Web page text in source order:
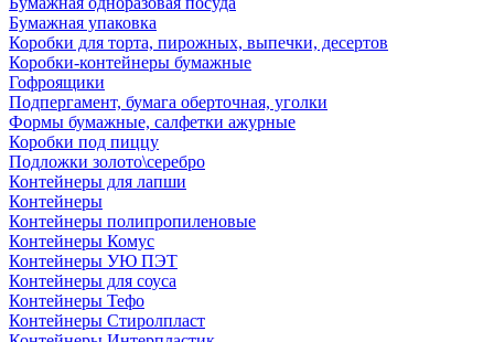
Бумажная упаковка
Коробки для торта, пирожных, выпечки, десертов
Коробки-контейнеры бумажные
Гофроящики
Подпергамент, бумага оберточная, уголки
Формы бумажные, салфетки ажурные
Коробки под пиццу
Подложки золото\серебро
Контейнеры для лапши
Контейнеры
Контейнеры полипропиленовые
Контейнеры Комус
Контейнеры УЮ ПЭТ
Контейнеры для соуса
Контейнеры Тефо
Контейнеры Стиролпласт